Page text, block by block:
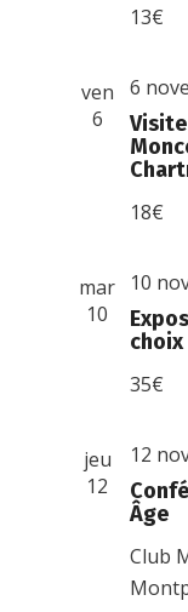
13€
ven
6
6
18€
mar
10
choix
10
35€
jeu
12
Âge
12
Club